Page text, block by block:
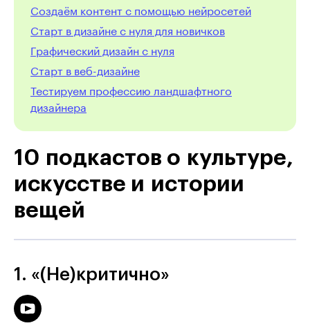
Создаём контент с помощью нейросетей
Старт в дизайне с нуля для новичков
Графический дизайн с нуля
Cтарт в веб-дизайне
Тестируем профессию ландшафтного
дизайнера
10 подкастов о культуре,
искусстве и истории
вещей
1. «(Не)критично»